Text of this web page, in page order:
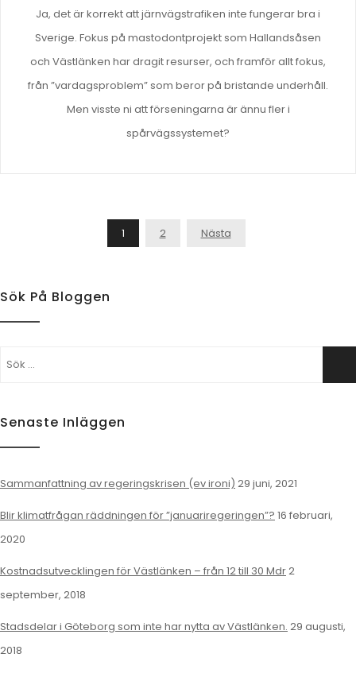
Ja, det är korrekt att järnvägstrafiken inte fungerar bra i
Sverige. Fokus på mastodontprojekt som Hallandsåsen
och Västlänken har dragit resurser, och framför allt fokus,
från ”vardagsproblem” som beror på bristande underhåll.
Men visste ni att förseningarna är ännu fler i
spårvägssystemet?
Inläggsnavigering
1 2 Nästa
Sök På Bloggen
Senaste Inläggen
Sammanfattning av regeringskrisen (ev ironi) 29 juni, 2021
Blir klimatfrågan räddningen för ”januariregeringen”? 16 februari,
2020
Kostnadsutvecklingen för Västlänken – från 12 till 30 Mdr2
september, 2018
Stadsdelar i Göteborg som inte har nytta av Västlänken. 29 augusti,
2018